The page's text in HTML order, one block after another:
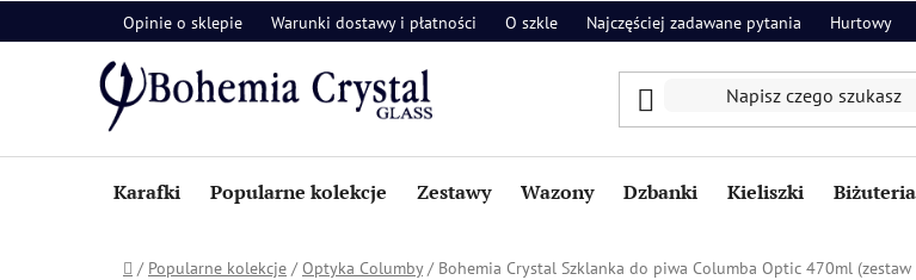
do
Opinie o sklepie Warunki dostawy i płatności O szkle Najczęściej zadawane pytania Hurtowy
Karafki Popularne kolekcje Zestawy Wazony Dzbanki Kieliszki Biżuteria
Home
/ Popularne kolekcje / Optyka Columby / Bohemia Crystal Szklanka do piwa Columba Optic 470ml (zestaw